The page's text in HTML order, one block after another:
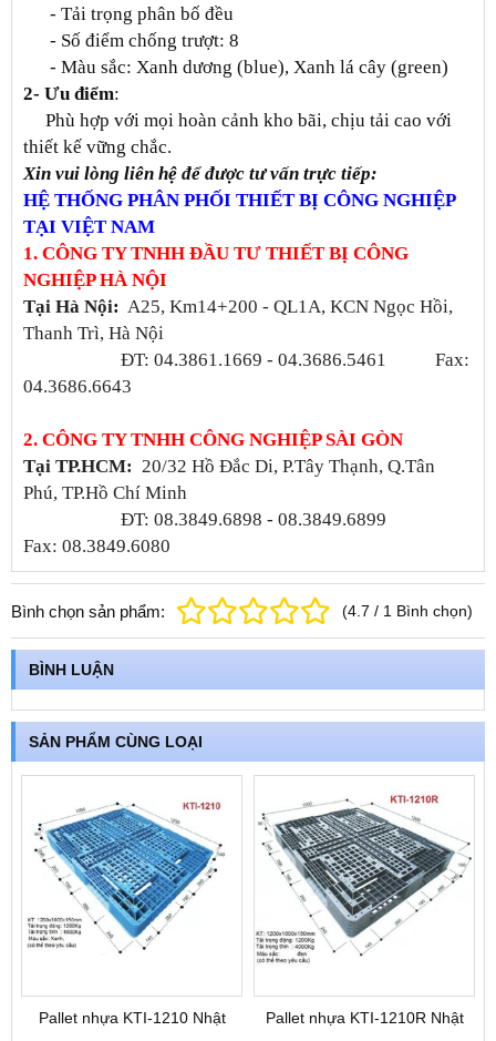
- Tải trọng phân bố đều
- Số điểm chống trượt: 8
- Màu sắc: Xanh dương (blue), Xanh lá cây (green)
2- Ưu điểm:
Phù hợp với mọi hoàn cảnh kho bãi, chịu tải cao với
thiết kế vững chắc.
Xin vui lòng liên hệ để được tư vấn trực tiếp:
HỆ THỐNG PHÂN PHỐI THIẾT BỊ CÔNG NGHIỆP
TẠI VIỆT NAM
1. CÔNG TY TNHH ĐẦU TƯ THIẾT BỊ CÔNG
NGHIỆP HÀ NỘI
Tại Hà Nội: A25, Km14+200 - QL1A, KCN Ngọc Hồi,
Thanh Trì, Hà Nội
ĐT: 04.3861.1669 - 04.3686.5461 Fax:
04.3686.6643
2. CÔNG TY TNHH CÔNG NGHIỆP SÀI GÒN
Tại TP.HCM: 20/32 Hồ Đắc Di, P.Tây Thạnh, Q.Tân
Phú, TP.Hồ Chí Minh
ĐT: 08.3849.6898 - 08.3849.6899
Fax: 08.3849.6080
Bình chọn sản phẩm: (4.7 / 1 Bình chọn)
BÌNH LUẬN
SẢN PHẨM CÙNG LOẠI
Pallet nhựa KTI-1210 Nhật Pallet nhựa KTI-1210R Nhật